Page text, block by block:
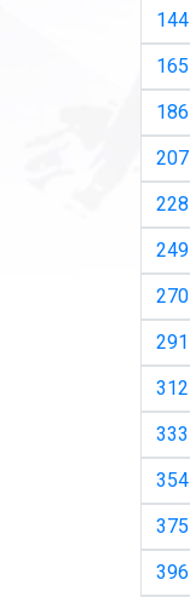
144
165
186
207
228
249
270
291
312
333
354
375
396